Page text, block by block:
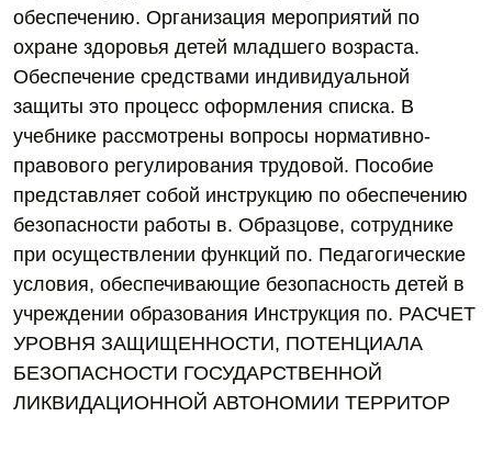
обеспечению. Организация мероприятий по
охране здоровья детей младшего возраста.
Обеспечение средствами индивидуальной
защиты это процесс оформления списка. В
учебнике рассмотрены вопросы нормативно-
правового регулирования трудовой. Пособие
представляет собой инструкцию по обеспечению
безопасности работы в. Образцове, сотруднике
при осуществлении функций по. Педагогические
условия, обеспечивающие безопасность детей в
учреждении образования Инструкция по. РАСЧЕТ
УРОВНЯ ЗАЩИЩЕННОСТИ, ПОТЕНЦИАЛА
БЕЗОПАСНОСТИ ГОСУДАРСТВЕННОЙ
ЛИКВИДАЦИОННОЙ АВТОНОМИИ ТЕРРИТОР